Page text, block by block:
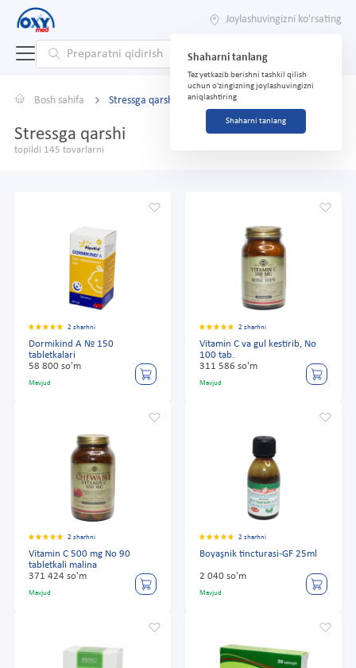
Joylashuvingizni ko'rsating
Shaharni tanlang
Tez yetkazib berishni tashkil qilish
uchun o'zingizning joylashuvingizni
aniqlashtiring
Shaharni tanlang
Bosh sahifa Stressga qarshi
Stressga qarshi
topildi 145 tovarlarni
2 sharhni
Dormikind A № 150
tabletkalari
58 800 so'm
Mavjud
2 sharhni
Vitamin C va gul kestirib, No
100 tab.
311 586 so'm
Mavjud
2 sharhni
Vitamin C 500 mg No 90
tabletkali malina
371 424 so'm
Mavjud
2 sharhni
Boyaşnik tincturasi-GF 25ml
2 040 so'm
Mavjud